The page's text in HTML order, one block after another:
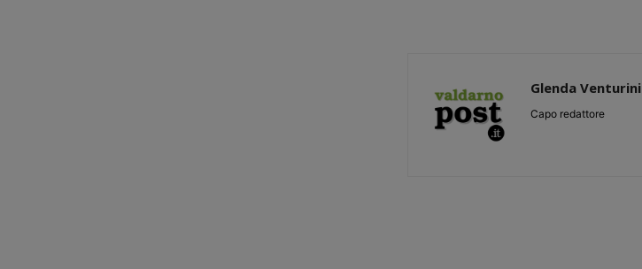
Glenda Venturini
Capo redattore